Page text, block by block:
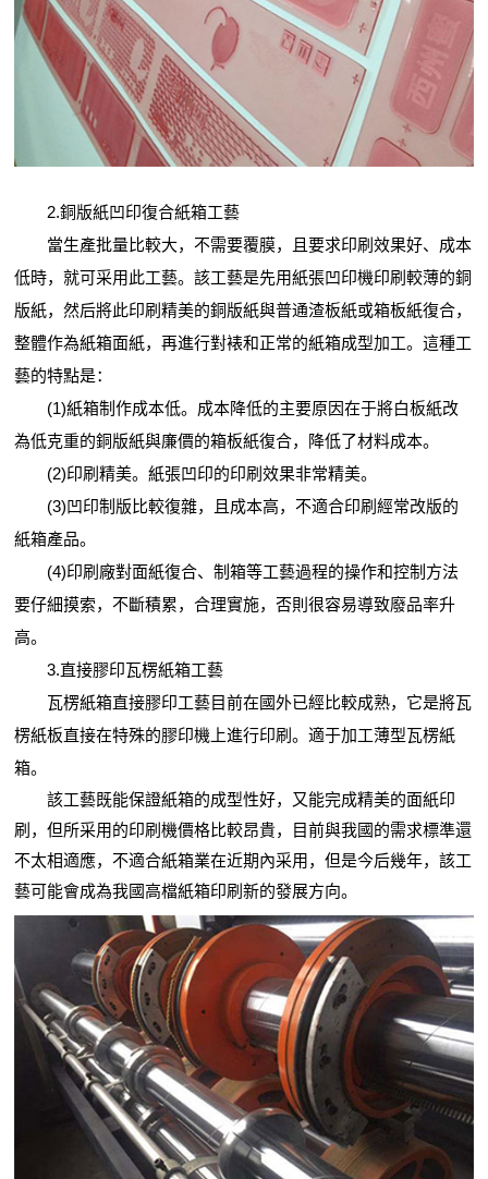
2.銅版紙凹印復合紙箱工藝
當生產批量比較大，不需要覆膜，且要求印刷效果好、成本
低時，就可采用此工藝。該工藝是先用紙張凹印機印刷較薄的銅
版紙，然后將此印刷精美的銅版紙與普通渣板紙或箱板紙復合，
整體作為紙箱面紙，再進行對裱和正常的紙箱成型加工。這種工
藝的特點是：
(1)紙箱制作成本低。成本降低的主要原因在于將白板紙改
為低克重的銅版紙與廉價的箱板紙復合，降低了材料成本。
(2)印刷精美。紙張凹印的印刷效果非常精美。
(3)凹印制版比較復雜，且成本高，不適合印刷經常改版的
紙箱產品。
(4)印刷廠對面紙復合、制箱等工藝過程的操作和控制方法
要仔細摸索，不斷積累，合理實施，否則很容易導致廢品率升
高。
3.直接膠印瓦楞紙箱工藝
瓦楞紙箱直接膠印工藝目前在國外已經比較成熟，它是將瓦
楞紙板直接在特殊的膠印機上進行印刷。適于加工薄型瓦楞紙
箱。
該工藝既能保證紙箱的成型性好，又能完成精美的面紙印
刷，但所采用的印刷機價格比較昂貴，目前與我國的需求標準還
不太相適應，不適合紙箱業在近期內采用，但是今后幾年，該工
藝可能會成為我國高檔紙箱印刷新的發展方向。